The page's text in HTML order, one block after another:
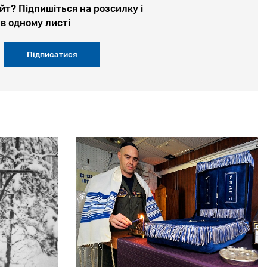
Підпишіться на розсилку і
одному листі